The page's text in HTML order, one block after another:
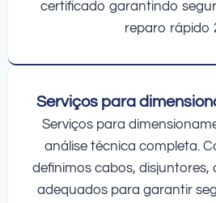
certificado garantindo
reparo rápido
Serviços para
Serviços para
análise técnica completa.
definimos cabos, disjuntores,
adequados para garantir